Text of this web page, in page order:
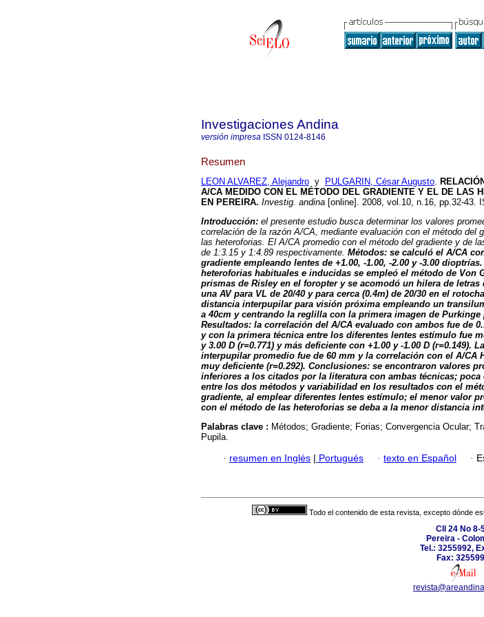
Investigaciones Andina
versión impresa ISSN 0124-8146
Resumen
LEON ALVAREZ, Alejandro y PULGARIN, César Augusto.
A/CA MEDIDO CON EL MÉTODO DEL GRADIENTE Y EL DE LAS
EN PEREIRA. Investig. andina [online]. 2008, vol.10, n.16, pp.32-43.
Introducción: el presente estudio busca determinar los valores
correlación de la razón A/CA, mediante evaluación con el método del
las heteroforias. El A/CA promedio con el método del gradiente y de
de 1:3.15 y 1:4.89 respectivamente. Métodos: se calculó el A/CA
gradiente empleando lentes de +1.00, -1.00, -2.00 y -3.00
heteroforias habituales e inducidas se empleó el método de Von
prismas de Risley en el foropter y se acomodó un hilera de letras
una AV para VL de 20/40 y para cerca (0.4m) de 20/30 en el
distancia interpupilar para visión próxima empleando un
a 40cm y centrando la reglilla con la primera imagen de Purkinge
Resultados: la correlación del A/CA evaluado con ambos fue de
y con la primera técnica entre los diferentes lentes estímulo fue
y 3.00 D (r=0.771) y más deficiente con +1.00 y -1.00 D (r=0.149).
interpupilar promedio fue de 60 mm y la correlación con el A/CA
muy deficiente (r=0.292). Conclusiones: se encontraron valores
inferiores a los citados por la literatura con ambas técnicas; poca
entre los dos métodos y variabilidad en los resultados con el
gradiente, al emplear diferentes lentes estímulo; el menor valor
con el método de las heteroforias se deba a la menor distancia
Palabras clave : Métodos; Gradiente; Forias; Convergencia Ocular;
Pupila.
· resumen en Inglés | Portugués · texto en Español ·
Todo el contenido de esta revista, excepto dónde
Cll 24 No 8-
Pereira -
Tel.: 3255992,
Fax: